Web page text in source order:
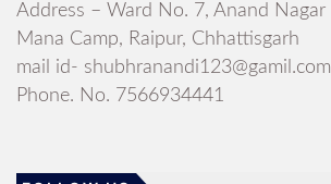
Address – Ward No. 7, Anand Nagar
Mana Camp, Raipur, Chhattisgarh
mail id- shubhranandi123@gamil.com
Phone. No. 7566934441